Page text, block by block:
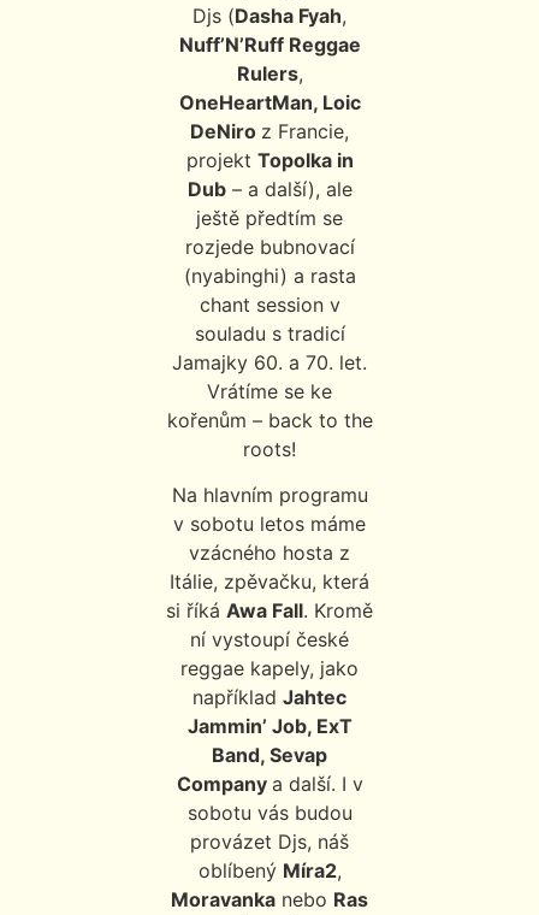
Djs (Dasha Fyah,
Nuff’N’Ruff Reggae
Rulers,
OneHeartMan, Loic
DeNiro z Francie,
projekt Topolka in
Dub– a další), ale
ještě předtím se
rozjede bubnovací
(nyabinghi) a rasta
chant session v
souladu s tradicí
Jamajky 60. a 70. let.
Vrátíme se ke
kořenům – back to the
roots!
Na hlavním programu
v sobotu letos máme
vzácného hosta z
Itálie, zpěvačku, která
si říká Awa Fall. Kromě
ní vystoupí české
reggae kapely, jako
například Jahtec
Jammin’ Job, ExT
Band, Sevap
Company a další. I v
sobotu vás budou
provázet Djs, náš
oblíbený Míra2,
Moravanka nebo Ras